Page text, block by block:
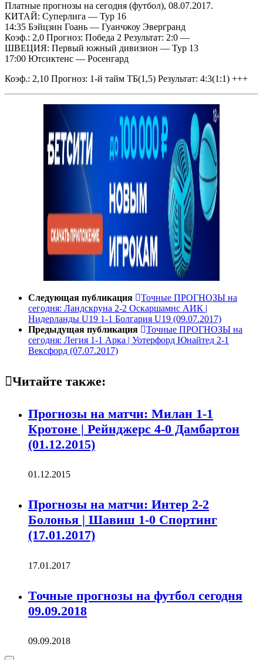
Платные прогнозы на сегодня (футбол), 08.07.2017.
КИТАЙ: Суперлига — Тур 16
14:35 Бэйцзин Гоань — Гуанчжоу Эвергранд
Коэф.: 2,0 Прогноз: Победа 2 Результат: 2:0 —
ШВЕЦИЯ: Первый южный дивизион — Тур 13
17:00 Ютсиктенс — Росенгард
Коэф.: 2,10 Прогноз: 1-й тайм ТБ(1,5) Результат: 4:3(1:1) +++
Следующая публикация
Точные ПРОГНОЗЫ на
сегодня: Ландскруна 2-2 Оскаршамнс АИК |
Нидерланды U19 1-1 Болгария U19 (09.07.2017)
Предыдущая публикация
Точные ПРОГНОЗЫ на
сегодня: Легия 1-1 Арка | Уотерфорд Юнайтед 2-1
Вексфорд (07.07.2017)
Читайте также:
Прогнозы на матчи: Милан 1-1
Кротоне | Рейнджерс 4-0 Дамбартон
(01.12.2015)
01.12.2015
Прогнозы на матчи: Интер 2-2
Болонья | Шавиш 1-0 Спортинг
(17.01.2017)
17.01.2017
Точные прогнозы на футбол сегодня
09.09.2018
09.09.2018